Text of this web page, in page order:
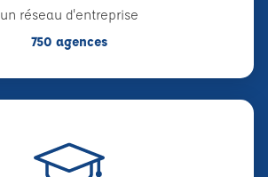
un réseau d'entreprise
750 agences